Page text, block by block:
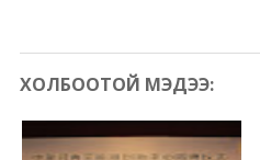
ХОЛБООТОЙ МЭДЭЭ: